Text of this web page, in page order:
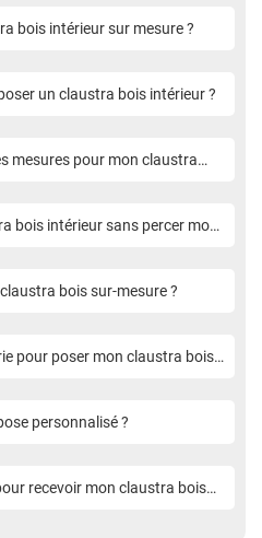
bois intérieur sur mesure ?
un claustra bois intérieur ?
bois intérieur sans percer mon
bois sur-mesure ?
pour poser mon claustra bois
personnalisé ?
recevoir mon claustra bois